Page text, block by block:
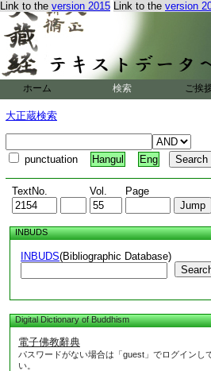
Link to the version 2015 Link to the version
ホーム 検索 ご挨
大正蔵検索
punctuation Hangul Eng
TextNo. Vol. Page
INBUDS
INBUDS(Bibliographic Database)
Digital Dictionary of Buddhism
電子佛教辭典
パスワードがない場合は「guest」でログインし
い。